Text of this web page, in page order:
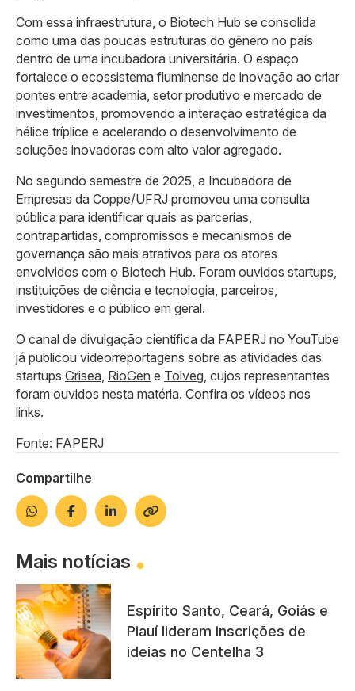
Com essa infraestrutura, o Biotech Hub se consolida
como uma das poucas estruturas do gênero no país
dentro de uma incubadora universitária. O espaço
fortalece o ecossistema fluminense de inovação ao criar
pontes entre academia, setor produtivo e mercado de
investimentos, promovendo a interação estratégica da
hélice tríplice e acelerando o desenvolvimento de
soluções inovadoras com alto valor agregado.
No segundo semestre de 2025, a Incubadora de
Empresas da Coppe/UFRJ promoveu uma consulta
pública para identificar quais as parcerias,
contrapartidas, compromissos e mecanismos de
governança são mais atrativos para os atores
envolvidos com o Biotech Hub. Foram ouvidos startups,
instituições de ciência e tecnologia, parceiros,
investidores e o público em geral.
O canal de divulgação científica da FAPERJ no YouTube
já publicou videorreportagens sobre as atividades das
startups Grisea RioGen e Tolveg , cujos representantes
foram ouvidos nesta matéria. Confira os vídeos nos
links.
Fonte: FAPERJ
Compartilhe
Mais notícias
Espírito Santo, Ceará, Goiás e
Piauí lideram inscrições de
ideias no Centelha 3